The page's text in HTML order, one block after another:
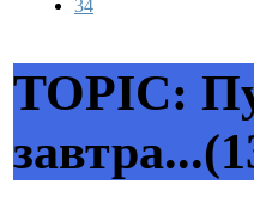
34
TOPIC: